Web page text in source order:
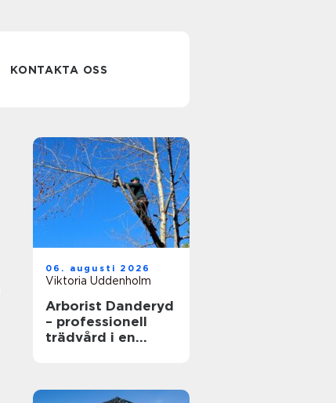
KONTAKTA OSS
06. augusti 2026
Viktoria Uddenholm
Arborist Danderyd
– professionell
trädvård i en